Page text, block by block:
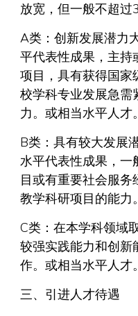
放宽，但一般不超过
A类：创新发展潜力
平代表性成果，主持
项目，具有获得国家
校学科专业发展急需
力。或相当水平人才。
B类：具有较大发展
水平代表性成果，一
目或有重要社会服
教学科研项目的能力
C类：在本学科领域
较强实践能力和创新
作。或相当水平人才。
三、引进人才待遇